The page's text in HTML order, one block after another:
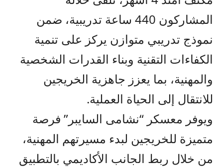
المشاركون 440 ساعة تدريبية، ضمن
نموذج تدريبي متوازن يركز على تنمية
الكفاءات التقنية وبناء القدرات الشخصية
والمهنية، بما يعزز جاهزية الخريجين
للانتقال إلى الحياة العملية.
ويوفر معسكر “نشامى السايبر” فرصة
متميزة للخريجين لبدء مسيرتهم المهنية،
من خلال ربط الجانب الأكاديمي بالتطبيق